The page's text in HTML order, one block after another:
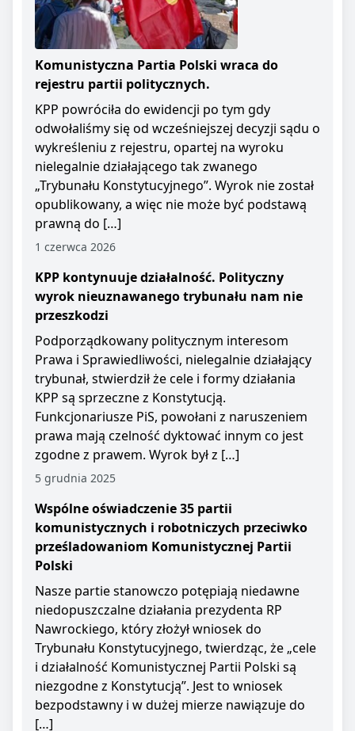
Komunistyczna Partia Polski wraca do
rejestru partii politycznych.
KPP powróciła do ewidencji po tym gdy
odwołaliśmy się od wcześniejszej decyzji sądu o
wykreśleniu z rejestru, opartej na wyroku
nielegalnie działającego tak zwanego
„Trybunału Konstytucyjnego”. Wyrok nie został
opublikowany, a więc nie może być podstawą
prawną do […]
1 czerwca 2026
KPP kontynuuje działalność. Polityczny
wyrok nieuznawanego trybunału nam nie
przeszkodzi
Podporządkowany politycznym interesom
Prawa i Sprawiedliwości, nielegalnie działający
trybunał, stwierdził że cele i formy działania
KPP są sprzeczne z Konstytucją.
Funkcjonariusze PiS, powołani z naruszeniem
prawa mają czelność dyktować innym co jest
zgodne z prawem. Wyrok był z […]
5 grudnia 2025
Wspólne oświadczenie 35 partii
komunistycznych i robotniczych przeciwko
prześladowaniom Komunistycznej Partii
Polski
Nasze partie stanowczo potępiają niedawne
niedopuszczalne działania prezydenta RP
Nawrockiego, który złożył wniosek do
Trybunału Konstytucyjnego, twierdząc, że „cele
i działalność Komunistycznej Partii Polski są
niezgodne z Konstytucją”. Jest to wniosek
bezpodstawny i w dużej mierze nawiązuje do
[…]